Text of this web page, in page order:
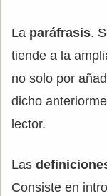
La paráfrasis.
tiende a la
no solo por
dicho
lector.
Las
Consiste en